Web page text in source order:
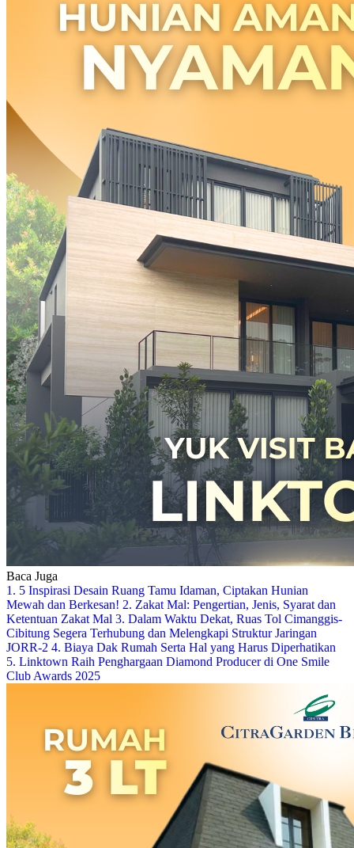
Baca Juga
1. 5 Inspirasi Desain Ruang Tamu Idaman, Ciptakan Hunian
Mewah dan Berkesan! 2. Zakat Mal: Pengertian, Jenis, Syarat dan
Ketentuan Zakat Mal 3. Dalam Waktu Dekat, Ruas Tol Cimanggis-
Cibitung Segera Terhubung dan Melengkapi Struktur Jaringan
JORR-2 4. Biaya Dak Rumah Serta Hal yang Harus Diperhatikan
5. Linktown Raih Penghargaan Diamond Producer di One Smile
Club Awards 2025